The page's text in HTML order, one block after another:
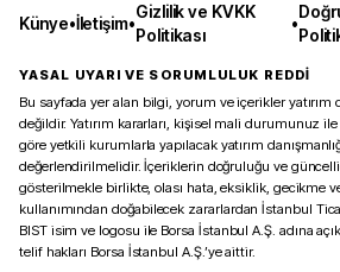
Künye•İletişim•
Gizlilik ve KVKK
Politikası
•
YASAL UYARI VE SORUMLULUK REDDİ
Bu sayfada yer alan bilgi, yorum ve içerikler yatırım
değildir. Yatırım kararları, kişisel mali durumunuz
göre yetkili kurumlarla yapılacak yatırım
değerlendirilmelidir. İçeriklerin doğruluğu ve
gösterilmekle birlikte, olası hata, eksiklik, gecikme
kullanımından doğabilecek zararlardan İstanbul
BIST isim ve logosu ile Borsa İstanbul A.Ş. adına
telif hakları Borsa İstanbul A.Ş.’ye aittir.